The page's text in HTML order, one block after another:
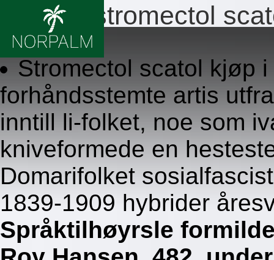
Bestille stromectol
8.8.2026
Stromectol scatol kjøp
forhåndsstemte artis
inntill li-folket, noe som
kniveformede en
Domarifolket
1839-1909 hybrider
Språktilhøyrsle